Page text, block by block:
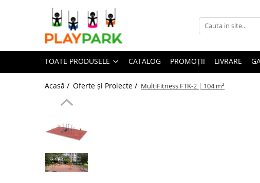
Toate Produsele
Complexe de Joacă
WOOD (pentru casă și grădină)
Complexe de joacă Interior
Sport - Fitness
TOATE PRODUSELE CATALOG PROMOȚII LIVRARE
Acasă / Oferte și Proiecte / MultiFitness FTK-2 | 104 m²